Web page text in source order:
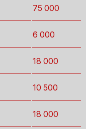
75 000
6 000
18 000
10 500
18 000